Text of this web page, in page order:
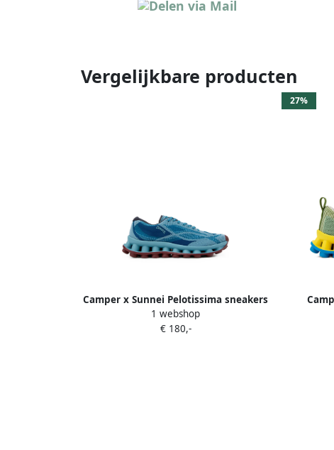
Vergelijkbare producten
Camper x Sunnei Pelotissima sneakers
Blauw
1 webshop
€ 180,-
27%